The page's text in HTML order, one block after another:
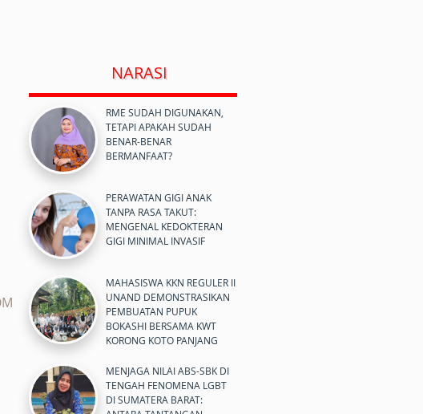
NARASI
RME SUDAH DIGUNAKAN,
TETAPI APAKAH SUDAH
BENAR-BENAR
BERMANFAAT?
PERAWATAN GIGI ANAK
TANPA RASA TAKUT:
MENGENAL KEDOKTERAN
GIGI MINIMAL INVASIF
MAHASISWA KKN REGULER II
UNAND DEMONSTRASIKAN
PEMBUATAN PUPUK
BOKASHI BERSAMA KWT
KORONG KOTO PANJANG
MENJAGA NILAI ABS-SBK DI
TENGAH FENOMENA LGBT
DI SUMATERA BARAT: